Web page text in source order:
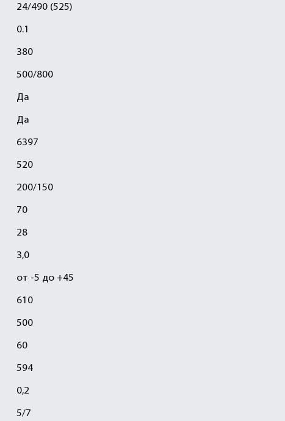
24/490 (525)
0.1
380
500/800
Да
Да
6397
520
200/150
70
28
3,0
от -5 до +45
610
500
60
594
0,2
5/7